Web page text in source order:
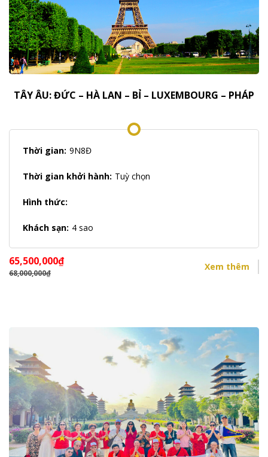
TÂY ÂU: ĐỨC – HÀ LAN – BỈ – LUXEMBOURG – PHÁP
Thời gian: 9N8Đ
Thời gian khởi hành: Tuỳ chọn
Hình thức:
Khách sạn: 4 sao
65,500,000₫
68,000,000₫
Xem thêm